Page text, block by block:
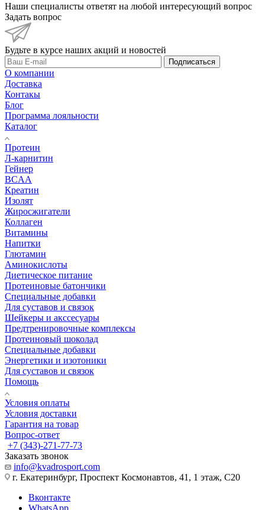
Наши специалисты ответят на любой интересующий вопрос
Задать вопрос
Будьте в курсе наших акций и новостей
Подписаться
О компании
Доставка
Контакы
Блог
Программа лояльности
Каталог
Протеин
Л-карнитин
Гейнер
BCAA
Креатин
Изолят
Жиросжигатели
Коллаген
Витамины
Напитки
Глютамин
Аминокислоты
Диетическое питание
Протеиновые батончики
Специальные добавки
Для суставов и связок
Шейкеры и акссесуары
Предтренировочные комплексы
Протеиновый шоколад
Специальные добавки
Энергетики и изотоники
Для суставов и связок
Помощь
Условия оплаты
Условия доставки
Гарантия на товар
Вопрос-ответ
+7 (343)-271-77-73
Заказать звонок
info@kvadrosport.com
г. Екатеринбург, Проспект Космонавтов, 41, 1 этаж, С20
Вконтакте
WhatsApp